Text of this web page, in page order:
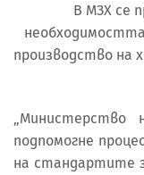
В МЗХ се
производство на
подпомогне
на стандартите